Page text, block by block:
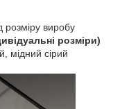
виробу
розміри)
мідний сірий